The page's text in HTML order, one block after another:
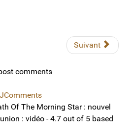
Suivant
comments
JComments
Of The Morning Star : nouvel
: vidéo -4.7 out of 5 based